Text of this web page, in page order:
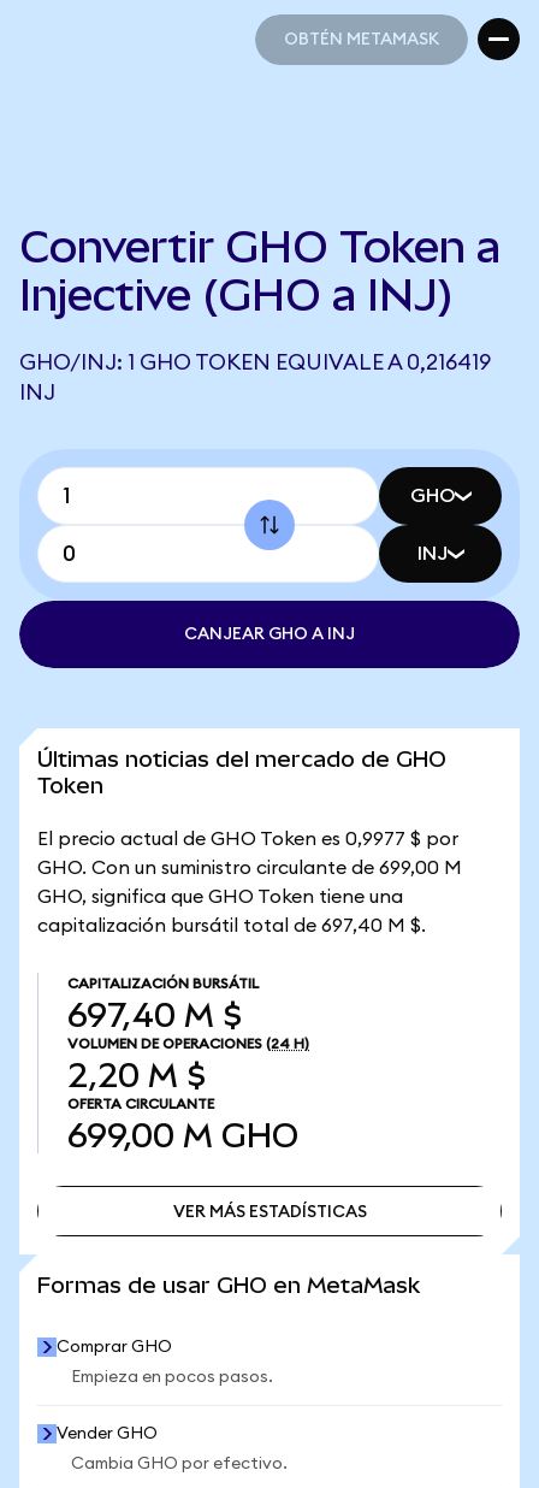
OBTÉN METAMASK
Convertir GHO Token a
Injective (GHO a INJ)
GHO/INJ: 1 GHO TOKEN EQUIVALE A 0,216419
INJ
GHO
INJ
CANJEAR GHO A INJ
Últimas noticias del mercado de GHO
Token
El precio actual de GHO Token es 0,9977 $ por
GHO. Con un suministro circulante de 699,00 M
GHO, significa que GHO Token tiene una
capitalización bursátil total de 697,40 M $.
CAPITALIZACIÓN BURSÁTIL
697,40 M $
VOLUMEN DE OPERACIONES (24 H)
2,20 M $
OFERTA CIRCULANTE
699,00 M GHO
VER MÁS ESTADÍSTICAS
Formas de usar GHO en MetaMask
Comprar GHO
Empieza en pocos pasos.
Vender GHO
Cambia GHO por efectivo.